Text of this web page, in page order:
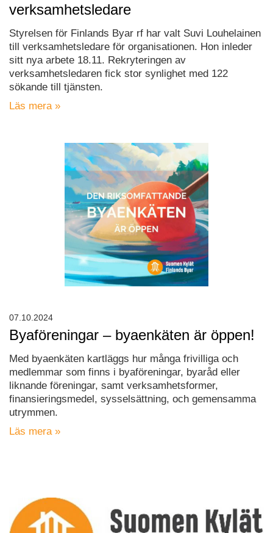
verksamhetsledare
Styrelsen för Finlands Byar rf har valt Suvi Louhelainen
till verksamhetsledare för organisationen. Hon inleder
sitt nya arbete 18.11. Rekryteringen av
verksamhetsledaren fick stor synlighet med 122
sökande till tjänsten.
Läs mera »
Byaföreningar – byaenkäten är öppen!
Med byaenkäten kartläggs hur många frivilliga och
medlemmar som finns i byaföreningar, byaråd eller
liknande föreningar, samt verksamhetsformer,
finansieringsmedel, sysselsättning, och gemensamma
utrymmen.
Läs mera »
07.10.2024